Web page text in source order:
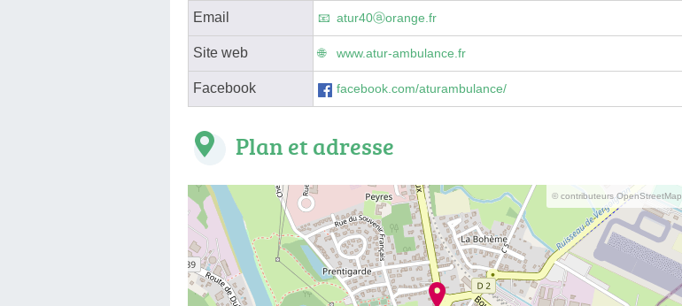
Email atur40ⓐorange.fr
Site web www.atur-ambulance.fr
Facebook facebook.com/aturambulance/
Plan et adresse
© contributeurs OpenStreetMap